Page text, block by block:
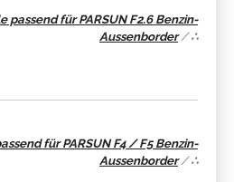
passend für PARSUN F2.6 Benzin-
Aussenborder/∴
für PARSUN F4 / F5 Benzin-
Aussenborder/∴